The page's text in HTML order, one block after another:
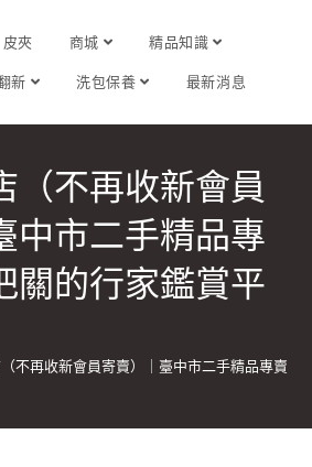
皮夾 商城 精品知識
新 洗包保養 最新消息
（不再收新會員
中市二手精品專
關的行家鑑賞平
不再收新會員寄賣）｜臺中市二手精品專賣｜